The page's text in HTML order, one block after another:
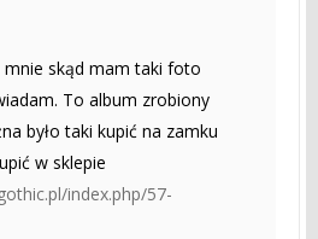
mnie skąd mam taki foto
To album zrobiony
było taki kupić na zamku
w sklepie
index.php/57-